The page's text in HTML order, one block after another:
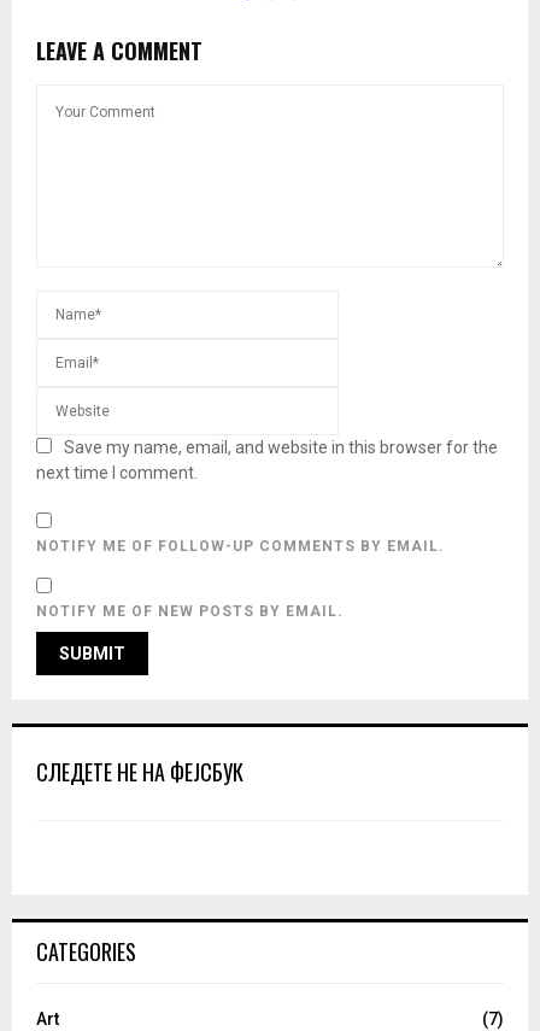
LEAVE A COMMENT
Save my name, email, and website in this browser for the
next time I comment.
NOTIFY ME OF FOLLOW-UP COMMENTS BY EMAIL.
NOTIFY ME OF NEW POSTS BY EMAIL.
СЛЕДЕТЕ НЕ НА ФЕЈСБУК
CATEGORIES
Art
(7)